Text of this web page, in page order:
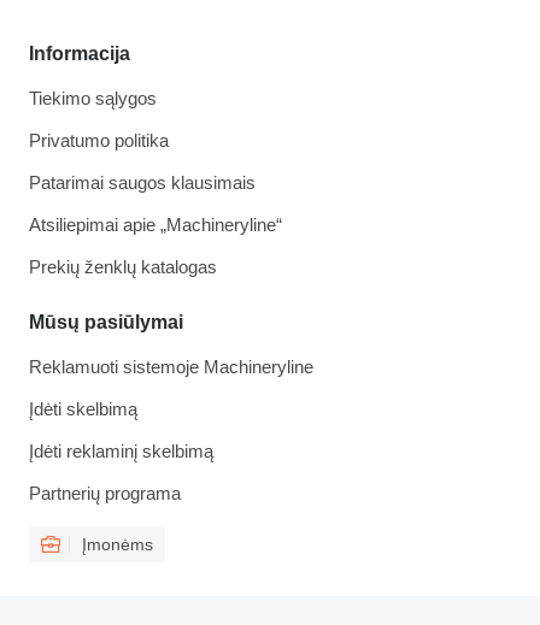
Informacija
Tiekimo sąlygos
Privatumo politika
Patarimai saugos klausimais
Atsiliepimai apie „Machineryline“
Prekių ženklų katalogas
Mūsų pasiūlymai
Reklamuoti sistemoje Machineryline
Įdėti skelbimą
Įdėti reklaminį skelbimą
Partnerių programa
Įmonėms